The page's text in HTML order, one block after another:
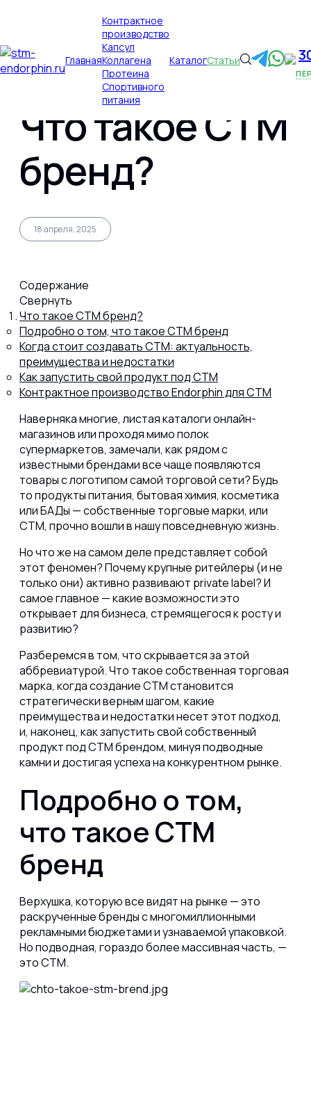
Главная
Контрактное
производство
Капсул
Коллагена
Протеина
Спортивного
питания
КаталогСтатьи
Главная
Контрактное производство
Коллагена
Протеина
Спортивного питания
Каталог
Статьи
8 (800) 302-77-51ПЕРЕЗВОНИТЬ ВАМ?
Публикации
Что такое СТМ
бренд?
18 апреля, 2025
Содержание
Свернуть
Что такое СТМ бренд?
Подробно о том, что такое СТМ бренд
Когда стоит создавать СТМ: актуальность,
преимущества и недостатки
Как запустить свой продукт под СТМ
Контрактное производство Endorphin для СТМ
Наверняка многие, листая каталоги онлайн-
магазинов или проходя мимо полок
супермаркетов, замечали, как рядом с
известными брендами все чаще появляются
товары с логотипом самой торговой сети? Будь
то продукты питания, бытовая химия, косметика
или БАДы — собственные торговые марки, или
СТМ, прочно вошли в нашу повседневную жизнь.
Но что же на самом деле представляет собой
этот феномен? Почему крупные ритейлеры (и не
только они) активно развивают private label? И
самое главное — какие возможности это
открывает для бизнеса, стремящегося к росту и
развитию?
Разберемся в том, что скрывается за этой
аббревиатурой. Что такое собственная торговая
марка, когда создание СТМ становится
стратегически верным шагом, какие
преимущества и недостатки несет этот подход,
и, наконец, как запустить свой собственный
продукт под СТМ брендом, минуя подводные
камни и достигая успеха на конкурентном рынке.
Подробно о том,
что такое СТМ
бренд
Верхушка, которую все видят на рынке — это
раскрученные бренды с многомиллионными
рекламными бюджетами и узнаваемой упаковкой.
Но подводная, гораздо более массивная часть, —
это СТМ.